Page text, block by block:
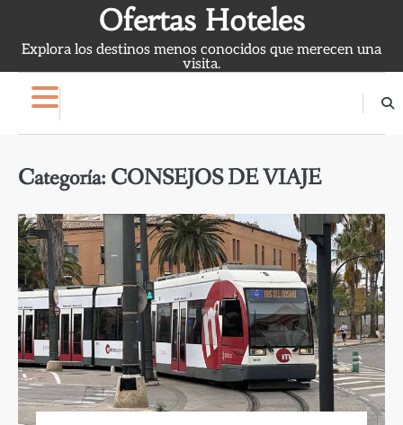
content
Ofertas Hoteles
Explora los destinos menos conocidos que merecen una
visita.
Categoría: CONSEJOS DE VIAJE